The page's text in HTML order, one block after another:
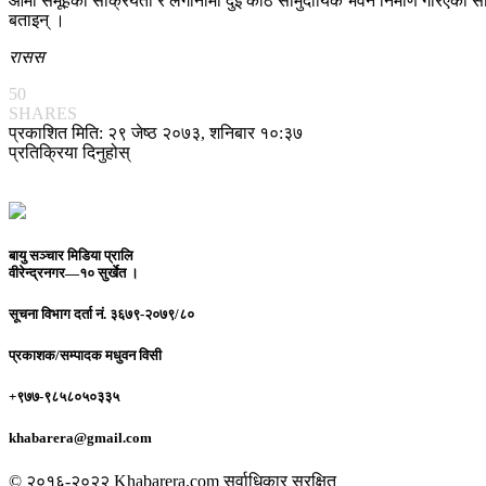
बताइन् ।
रासस
50
SHARES
प्रकाशित मिति: २९ जेष्ठ २०७३, शनिबार १०:३७
प्रतिक्रिया दिनुहोस्
बायु सञ्चार मिडिया प्रालि
वीरेन्द्रनगर—१० सुर्खेत ।
सूचना विभाग दर्ता नं. ३६७९-२०७९/८०
प्रकाशक/सम्पादकमधुवन विसी
+९७७-९८५८०५०३३५
khabarera@gmail.com
© २०१६-२०२२ Khabarera.com सर्वाधिकार सुरक्षित